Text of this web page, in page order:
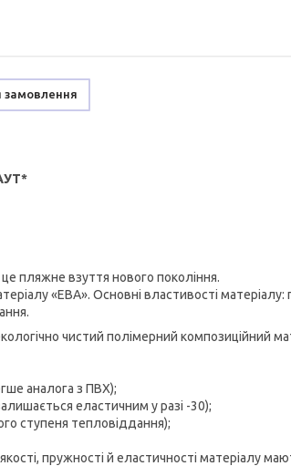
замовлення
пляжне взуття нового покоління.
«ЕВА». Основні властивості
чистий полімерний композиційний
аналога з ПВХ);
еластичним у разі -30);
ступеня тепловіддання);
пружності й еластичності матеріалу